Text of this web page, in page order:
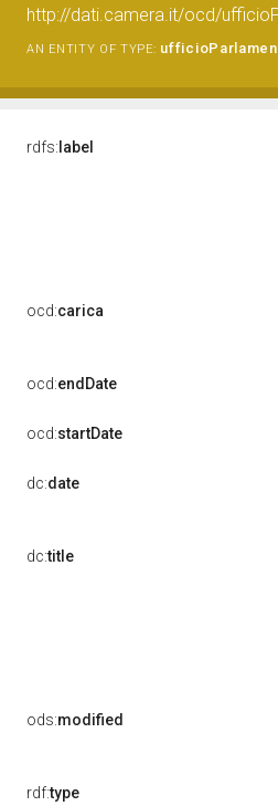
http://dati.camera.it/ocd/
AN ENTITY OF TYPE:
rdfs: label
ocd:carica
ocd:endDate
ocd:startDate
dc:date
dc:title
ods:modified
rdf:type